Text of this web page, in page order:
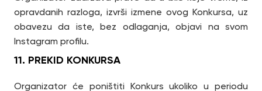
opravdanih razloga, izvrši izmene ovog Konkursa, uz
obavezu da iste, bez odlaganja, objavi na svom
Instagram profilu.
11. PREKID KONKURSA
Organizator će poništiti Konkurs ukoliko u periodu